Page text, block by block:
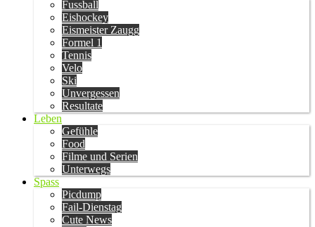
Fussball
Eishockey
Eismeister Zaugg
Formel 1
Tennis
Velo
Ski
Unvergessen
Resultate
Leben
Gefühle
Food
Filme und Serien
Unterwegs
Spass
Picdump
Fail-Dienstag
Cute News